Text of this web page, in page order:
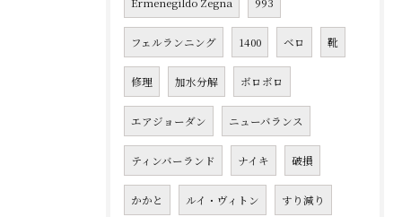
フェルランニング 1400 ベロ 靴
修理 加水分解 ボロボロ
エアジョーダン ニューバランス
ティンバーランド ナイキ 破損
かかと ルイ・ヴィトン すり減り